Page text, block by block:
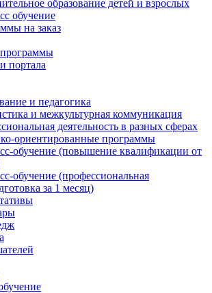
образование детей и взрослых
обучение
на заказ
портала
и педагогика
и межкультурная коммуникация
деятельность в разных сферах
ориентированные программы
обучение (повышение квалификации от
обучение (профессиональная
за 1 месяц)